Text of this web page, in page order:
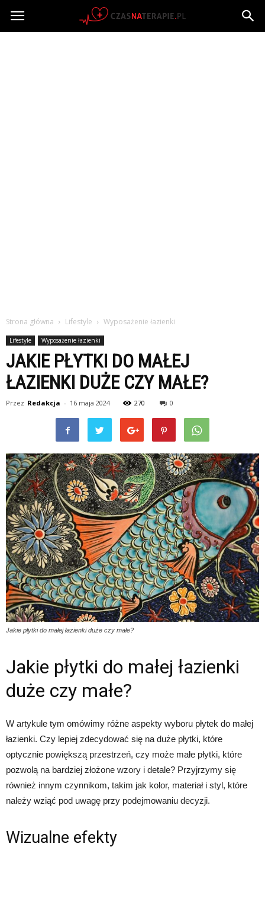
Czasnaterapie.pl
Strona główna Lifestyle Wyposażenie łazienki
Lifestyle Wyposażenie łazienki
JAKIE PŁYTKI DO MAŁEJ
ŁAZIENKI DUŻE CZY MAŁE?
Przez Redakcja - 16 maja 2024 270 0
Jakie płytki do małej łazienki duże czy małe?
Jakie płytki do małej łazienki
duże czy małe?
W artykule tym omówimy różne aspekty wyboru płytek do małej
łazienki. Czy lepiej zdecydować się na duże płytki, które
optycznie powiększą przestrzeń, czy może małe płytki, które
pozwolą na bardziej złożone wzory i detale? Przyjrzymy się
również innym czynnikom, takim jak kolor, materiał i styl, które
należy wziąć pod uwagę przy podejmowaniu decyzji.
Wizualne efekty